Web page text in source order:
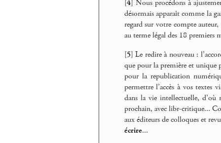
[4] Nous procédons à
désormais apparaît comme la
regard sur votre compte
au terme légal des 18 premiers
[5]Le redire à nouveau :
que pour la première et unique
pour la republication
permettre l’accès à vos textes
dans la vie intellectuelle,
prochain, avec libr-critique...
aux éditeurs de colloques et
écrire...